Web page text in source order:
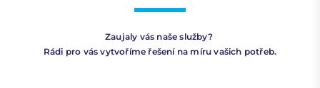
Zaujaly vás naše služby?
Rádi pro vás vytvoříme řešení na míru vašich potřeb.